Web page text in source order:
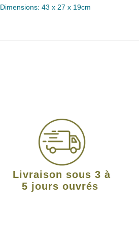
Dimensions: 43 x 27 x 19cm
Livraison sous 3 à
5 jours ouvrés